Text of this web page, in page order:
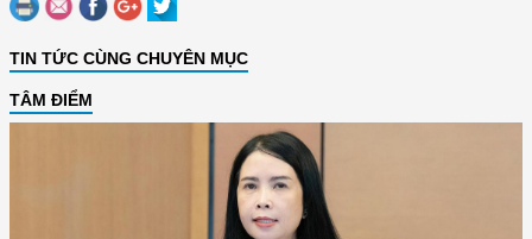
TIN TỨC CÙNG CHUYÊN MỤC
TÂM ĐIỂM